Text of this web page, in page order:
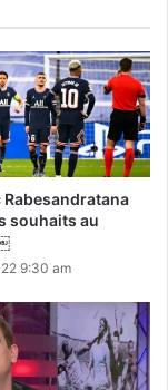
Rabesandratana
souhaits au
9:30 am